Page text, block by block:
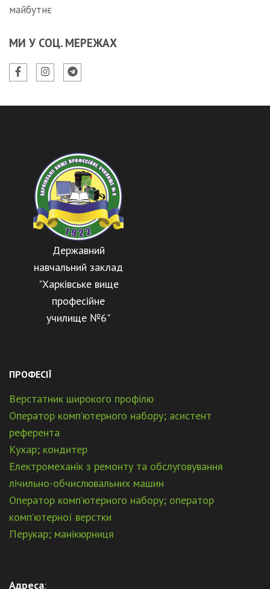
майбутнє
МИ У СОЦ. МЕРЕЖАХ
Державний
навчальний заклад
"Харківське вище
професійне
училище №6"
ПРОФЕСІЇ
Верстатник широкого профілю
Оператор комп’ютерного набору; асистент
референта
Кухар; кондитер
Електромеханік з ремонту та обслуговування
лічильно-обчислювальних машин
Оператор комп’ютерного набору; оператор
комп’ютерної верстки
Перукар; манікюрниця
Адреса: